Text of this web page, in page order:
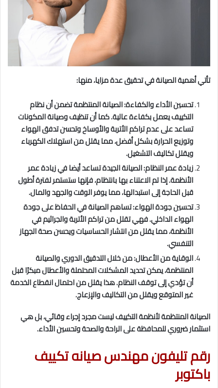
تأتي أهمية الصيانة في تحقيق عدة مزايا، منها:
تحسين الأداء والكفاءة: الصيانة المنتظمة تضمن أن نظام
التكييف يعمل بكفاءة عالية. كما أن تنظيف وصيانة المكونات
تساعد على عدم تراكم الأتربة والأوساخ وتحسن تدفق الهواء
وتوزيع الحرارة بشكل أفضل، مما يقلل من استهلاك الكهرباء
ويقلل تكاليف التشغيل.
زيادة عمر النظام: الصيانة الجيدة تساعد أيضا في زيادة عمر
الأنظمة. إذا تم الاعتناء بها بانتظام، فإنها ستستمر لفترة أطول
قبل الحاجة إلى استبدالها، مما يوفر الوقت والجهد والمال.
تحسين جودة الهواء: تساهم الصيانة في الحفاظ على جودة
الهواء الداخلي. فهي تقلل من تراكم الأتربة والجراثيم في
الأنظمة، مما يقلل من انتشار الحساسيات ويحسن صحة الجهاز
التنفسي.
الوقاية من الأعطال: من خلال التدقيق الدوري والصيانة
المنتظمة، يمكن تحديد المشكلات المحتملة والأعطال مبكرًا قبل
أن تؤدي إلى توقف النظام. هذا يقلل من احتمال انقطاع الخدمة
غير المتوقع ويقلل من التكاليف والإزعاج.
الصيانة المنتظمة لأنظمة التكييف ليست مجرد إجراء وقائي، بل هي
استثمار ضروري للمحافظة على الراحة والصحة وتحسين الأداء.
رقم تليفون مهندس صيانه تكييف
باكتوبر